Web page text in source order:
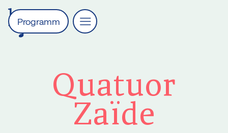
Programm
Quatuor
Zaïde